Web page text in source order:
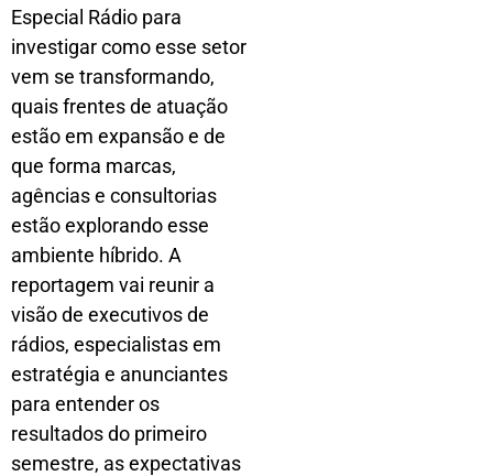
Especial Rádio para
investigar como esse setor
vem se transformando,
quais frentes de atuação
estão em expansão e de
que forma marcas,
agências e consultorias
estão explorando esse
ambiente híbrido. A
reportagem vai reunir a
visão de executivos de
rádios, especialistas em
estratégia e anunciantes
para entender os
resultados do primeiro
semestre, as expectativas